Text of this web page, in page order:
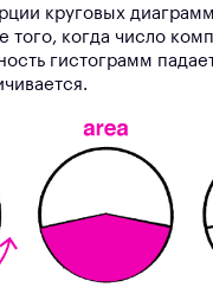
круговых
того, когда число
гистограмм